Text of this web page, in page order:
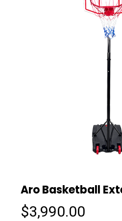
Aro Basketball
$3,990.00